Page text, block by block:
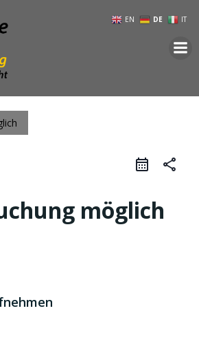
share
möglich
EN DE IT